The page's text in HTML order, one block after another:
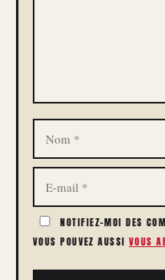
NOM
E-
MAIL
NOTIFIEZ-MOI DES
VOUS POUVEZ AUSSI VOUS